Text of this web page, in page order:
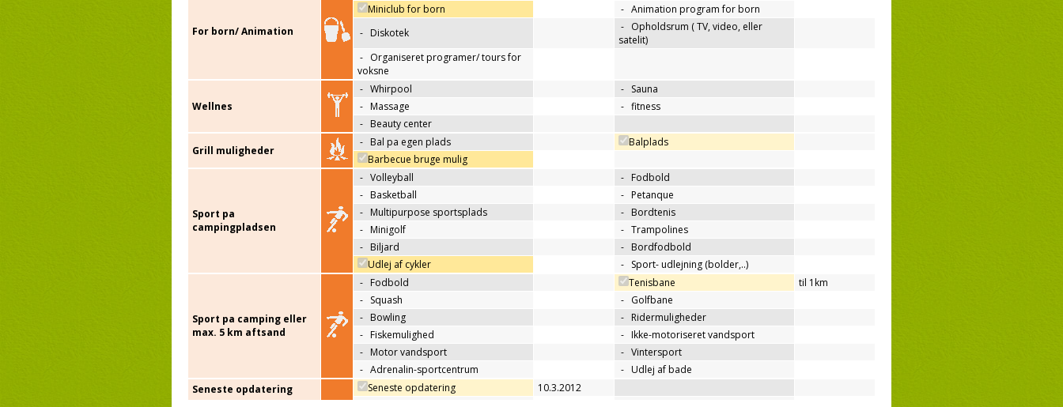
For born/ Animation
Miniclub for born
- Animation program for born
- Diskotek - Opholdsrum ( TV, video, eller
satelit)
- Organiseret programer/ tours for
voksne
Wellnes
- Whirpool - Sauna
- Massage - fitness
- Beauty center
Grill muligheder
- Bal pa egen plads
Balplads
Barbecue bruge mulig
Sport pa
campingpladsen
- Volleyball - Fodbold
- Basketball - Petanque
- Multipurpose sportsplads - Bordtenis
- Minigolf - Trampolines
- Biljard - Bordfodbold
Udlej af cykler
- Sport- udlejning (bolder,..)
Sport pa camping eller
max. 5 km aftsand
- Fodbold Tenisbane
til 1km
- Squash - Golfbane
- Bowling - Ridermuligheder
- Fiskemulighed - Ikke-motoriseret vandsport
- Motor vandsport - Vintersport
- Adrenalin-sportcentrum - Udlej af bade
Seneste opdatering
Seneste opdatering 10.3.2012